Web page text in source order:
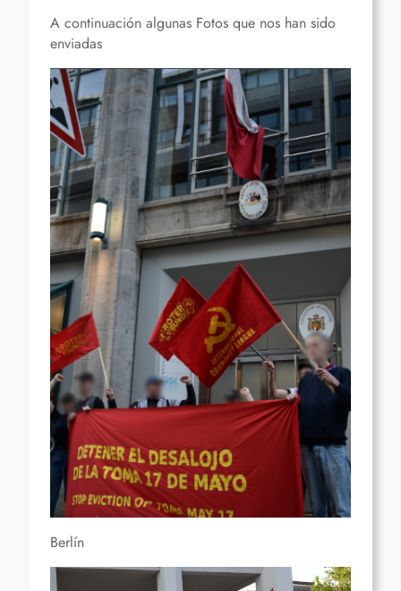
A continuación algunas Fotos que nos han sido
enviadas
Berlín